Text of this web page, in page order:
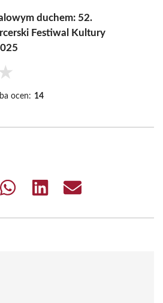
duchem: 52.
Festiwal Kultury
ocen: 14
Share
Share
Share